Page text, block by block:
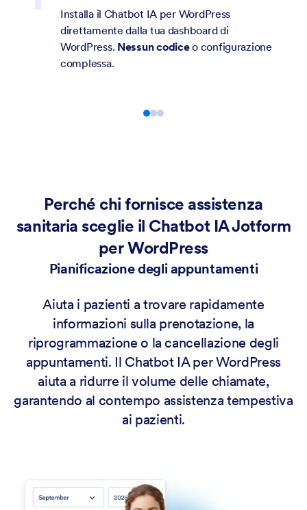
IA per WordPress
tua dashboard di
o configurazione
Personalizza il
delle conversazioni
Aggiungi domande
Perché chi fornisce assistenza
sanitaria sceglie il Chatbot IA Jotform
per WordPress
Pianificazione degli appuntamenti
Aiuta i pazienti a trovare rapidamente
informazioni sulla prenotazione, la
riprogrammazione o la cancellazione degli
appuntamenti. Il Chatbot IA per WordPress
aiuta a ridurre il volume delle chiamate,
garantendo al contempo assistenza tempestiva
ai pazienti.